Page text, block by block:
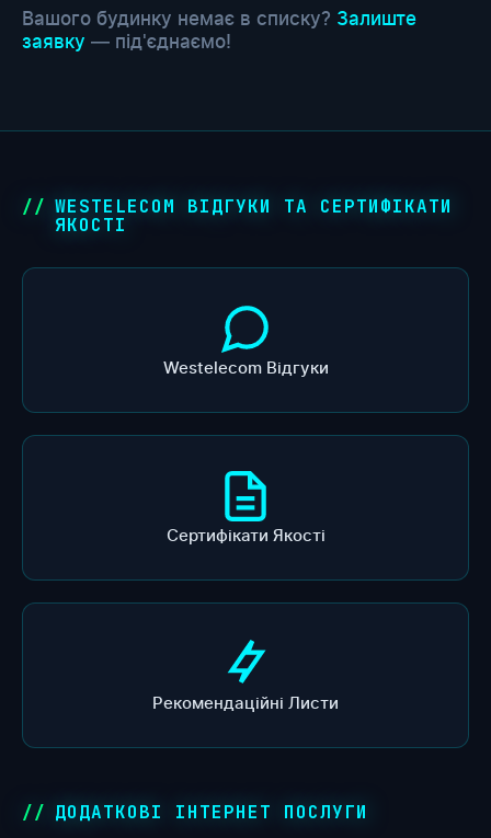
Вашого будинку немає в списку? Залиште
заявку — під'єднаємо!
WESTELECOM ВІДГУКИ ТА СЕРТИФІКАТИ
ЯКОСТІ
Westelecom Відгуки
Сертифікати Якості
Рекомендаційні Листи
ДОДАТКОВІ ІНТЕРНЕТ ПОСЛУГИ